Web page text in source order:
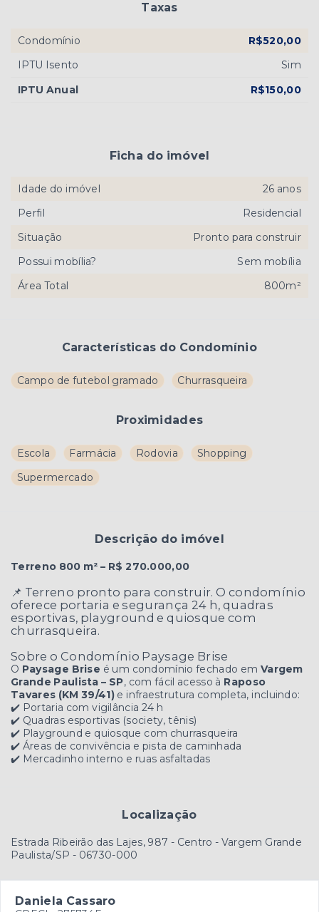
Características do Condomínio
Campo de futebol gramado Churrasqueira
Proximidades
Escola Farmácia Rodovia
Shopping
Supermercado
Descrição do imóvel
Terreno 800 m² – R$ 270.000,00
📌 Terreno pronto para construir. O condomínio
oferece portaria e segurança 24 h, quadras
esportivas, playground e quiosque com
churrasqueira.
Sobre o Condomínio Paysage Brise
O Paysage Brise é um condomínio fechado em Vargem
Grande Paulista – SP, com fácil acesso à Raposo
Tavares (KM 39/41)e infraestrutura completa, incluindo:
✔️ Portaria com vigilância 24 h
✔️ Quadras esportivas (society, tênis)
✔️ Playground e quiosque com churrasqueira
✔️ Áreas de convivência e pista de caminhada
✔️ Mercadinho interno e ruas asfaltadas
Localização
Estrada Ribeirão das Lajes, 987 - Centro - Vargem Grande
Paulista/SP - 06730-000
Taxas
Condomínio
R$520,00
IPTU Isento
Sim
IPTU Anual
R$150,00
Ficha do imóvel
Idade do imóvel
26 anos
Perfil
Residencial
Situação
Pronto para construir
Possui mobília?
Sem mobília
Área Total
800m²
Daniela Cassaro